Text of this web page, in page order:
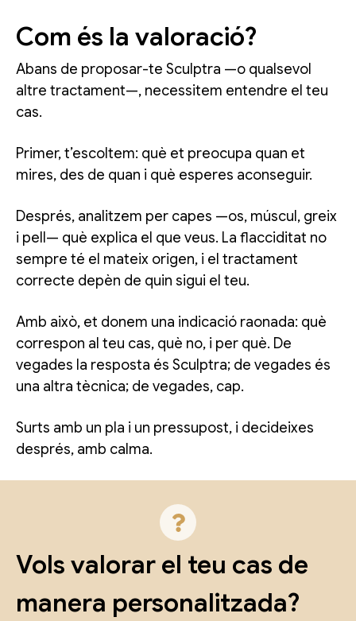
Com és la valoració?
Abans de proposar-te Sculptra —o qualsevol
altre tractament—, necessitem entendre el teu
cas.
Primer, t’escoltem: què et preocupa quan et
mires, des de quan i què esperes aconseguir.
Després, analitzem per capes —os, múscul, greix
i pell— què explica el que veus. La flacciditat no
sempre té el mateix origen, i el tractament
correcte depèn de quin sigui el teu.
Amb això, et donem una indicació raonada: què
correspon al teu cas, què no, i per què. De
vegades la resposta és Sculptra; de vegades és
una altra tècnica; de vegades, cap.
Surts amb un pla i un pressupost, i decideixes
després, amb calma.
Vols valorar el teu cas de
manera personalitzada?